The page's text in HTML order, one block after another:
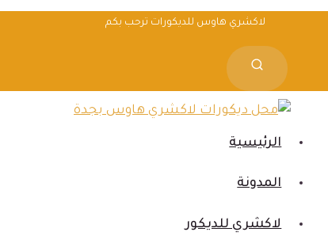
التجاوز
المحتوى
لاكشري هاوس للديكورات ترحب بكم
الرئيسية
المدونة
لاكشري للديكور